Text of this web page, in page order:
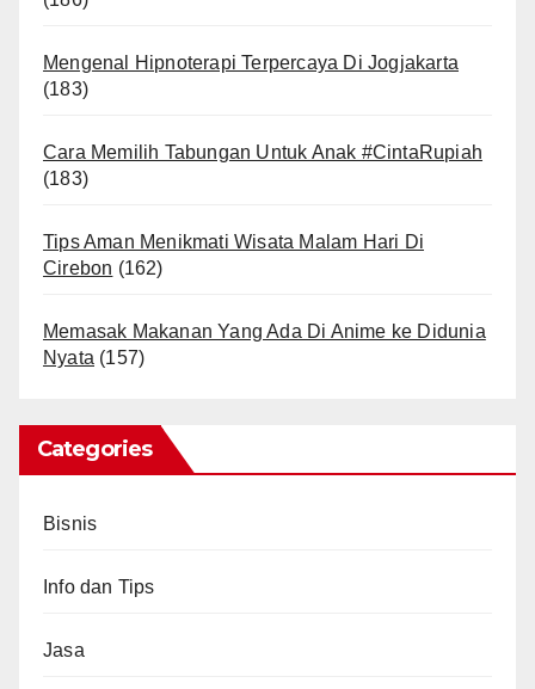
Mengenal Hipnoterapi Terpercaya Di Jogjakarta
(183)
Cara Memilih Tabungan Untuk Anak #CintaRupiah
(183)
Tips Aman Menikmati Wisata Malam Hari Di
Cirebon (162)
Memasak Makanan Yang Ada Di Anime ke Didunia
Nyata (157)
Categories
Bisnis
Info dan Tips
Jasa